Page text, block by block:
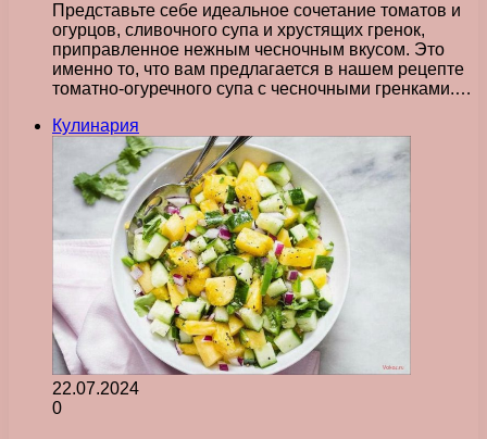
Представьте себе идеальное сочетание томатов и
огурцов, сливочного супа и хрустящих гренок,
приправленное нежным чесночным вкусом. Это
именно то, что вам предлагается в нашем рецепте
томатно-огуречного супа с чесночными гренками.…
Кулинария
22.07.2024
0